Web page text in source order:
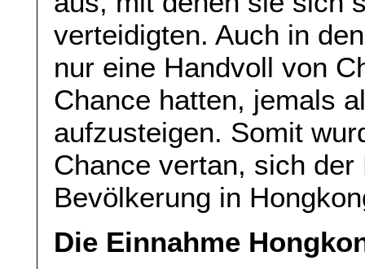
verteidigten. Auch in
nur eine Handvoll von
Chance hatten, jemals
aufzusteigen. Somit
Chance vertan, sich
Bevölkerung in
Die Einnahme